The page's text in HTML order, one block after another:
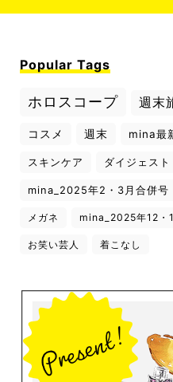
Popular Tags
ホロスコープ 週末
コスメ 週末 mina最
スキンケア ダイジェスト
mina_2025年2・3月合併号
メガネ mina_2025年12・
お笑い芸人 着こなし